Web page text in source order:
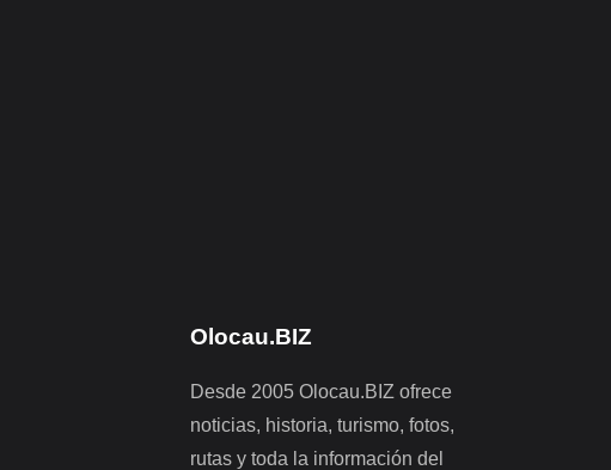
Olocau.BIZ
Desde 2005 Olocau.BIZ ofrece
noticias, historia, turismo, fotos,
rutas y toda la información del